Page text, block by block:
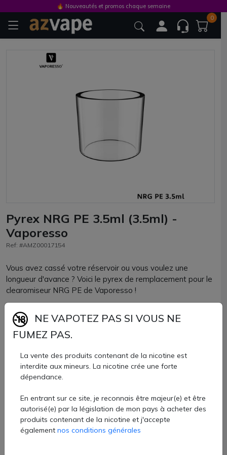
0
Pyrex NRG PE 3.5ml (3.5ml) -
Vaporesso
Ref: #AMZ00017154
Vous avez cassé votre réservoir ou vous voulez une
longueur d'avance ? Voici le pyrex de remplacement pour le
clearomiseur NRG PE de Vaporesso !
Optez pour une pièce détachée officielle pour une parfaite
compatibilité.
Swag 2.
Contenance de 3.5ml
Pyrex NRG PE Vaporesso vendu à l'unité chez AZVape.
5 €
🔥 Nouveautés et promos chaque semaine
NE VAPOTEZ PAS SI VOUS NE
FUMEZ PAS.
La vente des produits contenant de la nicotine est
interdite aux mineurs. La nicotine crée une forte
dépendance.
En entrant sur ce site, je reconnais être majeur(e) et être
autorisé(e) par la législation de mon pays à acheter des
produits contenant de la nicotine et j'accepte
également nos conditions générales